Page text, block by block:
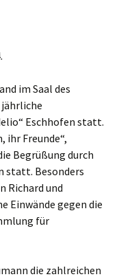
im Saal des
jährliche
Eschhofen statt.
ihr Freunde“,
Begrüßung durch
statt. Besonders
Richard und
Einwände gegen die
für
die zahlreichen